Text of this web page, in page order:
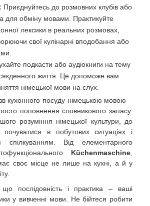
Приєднуйтесь до розмовних клубів або
для обміну мовами. Практикуйте
лексики в реальних розмовах,
свої кулінарні вподобання або
подкасти або аудіокниги на тему
життя. Це допоможе вам
німецької мови на слух.
кухонного посуду німецькою мовою –
поповнення словникового запасу.
розуміння німецької культури, до
почуватися в побутових ситуаціях і
спілкуванням. Від елементарного
Küchenmaschine
своє місце не лише на кухні, а й у
що послідовність і практика – ваші
у вивченні мови. Не бійтеся робити